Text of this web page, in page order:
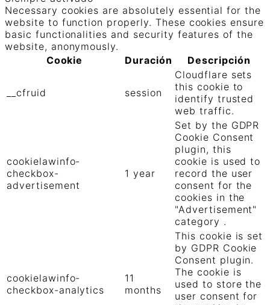
Necessary cookies are absolutely essential for the
website to function properly. These cookies ensure
basic functionalities and security features of the
website, anonymously.
Cookie
Duración Descripción
__cfruid session
Cloudflare sets
this cookie to
identify trusted
web traffic.
cookielawinfo-
checkbox-
advertisement
1 year
Set by the GDPR
Cookie Consent
plugin, this
cookie is used to
record the user
consent for the
cookies in the
"Advertisement"
category .
cookielawinfo-
checkbox-analytics
11
months
This cookie is set
by GDPR Cookie
Consent plugin.
The cookie is
used to store the
user consent for